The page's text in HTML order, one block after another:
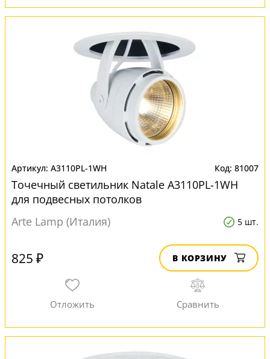
A3110PL-1WH 81007
Точечный светильник Natale A3110PL-1WH
для подвесных потолков
Arte Lamp (Италия)
5 шт.
825 ₽ В КОРЗИНУ